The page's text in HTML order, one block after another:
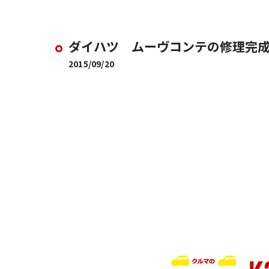
ダイハツ ムーヴコンテの修理完
2015/09/20